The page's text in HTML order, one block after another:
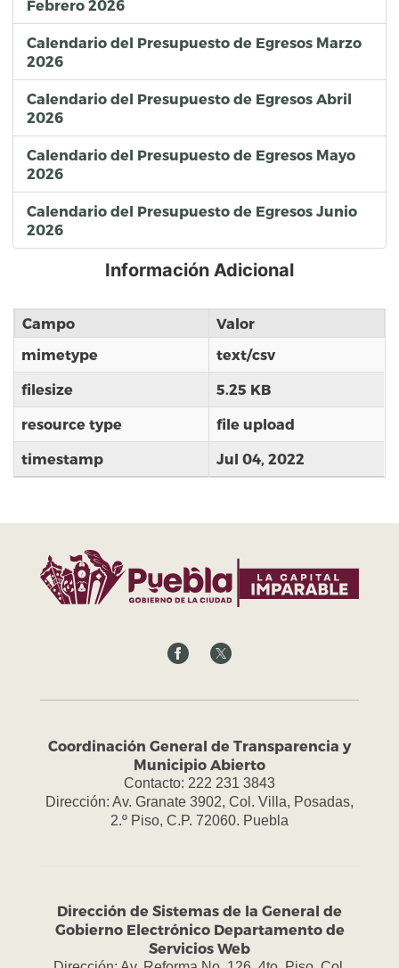
Febrero 2026
Calendario del Presupuesto de Egresos Marzo
2026
Calendario del Presupuesto de Egresos Abril
2026
Calendario del Presupuesto de Egresos Mayo
2026
Calendario del Presupuesto de Egresos Junio
2026
Información Adicional
Campo
Valor
mimetype
text/csv
filesize 5.25 KB
resource type file upload
timestamp Jul 04, 2022
Coordinación General de Transparencia y
Municipio Abierto
Contacto: 222 231 3843
Dirección: Av. Granate 3902, Col. Villa, Posadas,
2.º Piso, C.P. 72060. Puebla
Dirección de Sistemas de la General de
Gobierno Electrónico Departamento de
Servicios Web